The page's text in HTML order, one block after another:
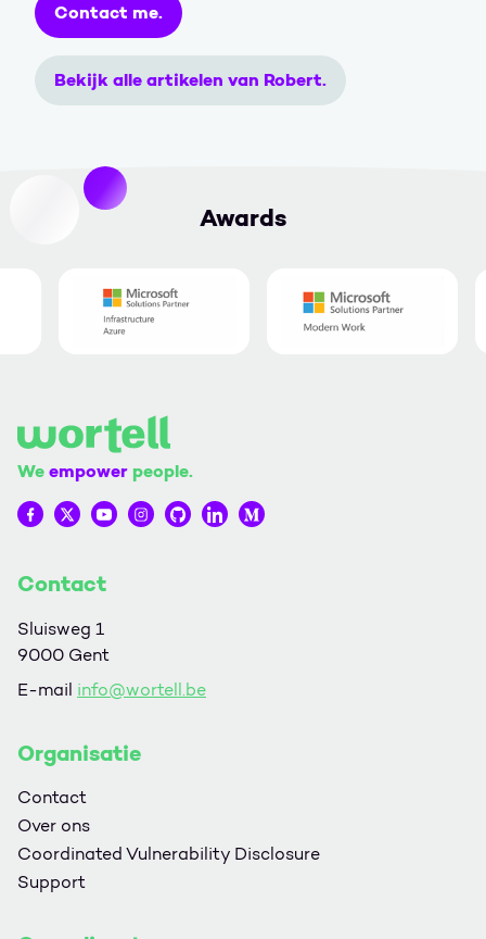
Contact me.
Bekijk alle artikelen van Robert.
Awards
Weempower people.
Wortell op Facebook
Wortell op Twitter
Wortell op YouTube
Wortell op Instagram
Wortell op Github
Wortell op LinkedIn
Wortell op Medium
Contact
Sluisweg 1
9000 Gent
E-mail info@wortell.be
Organisatie
Contact
Over ons
Coordinated Vulnerability Disclosure
Support